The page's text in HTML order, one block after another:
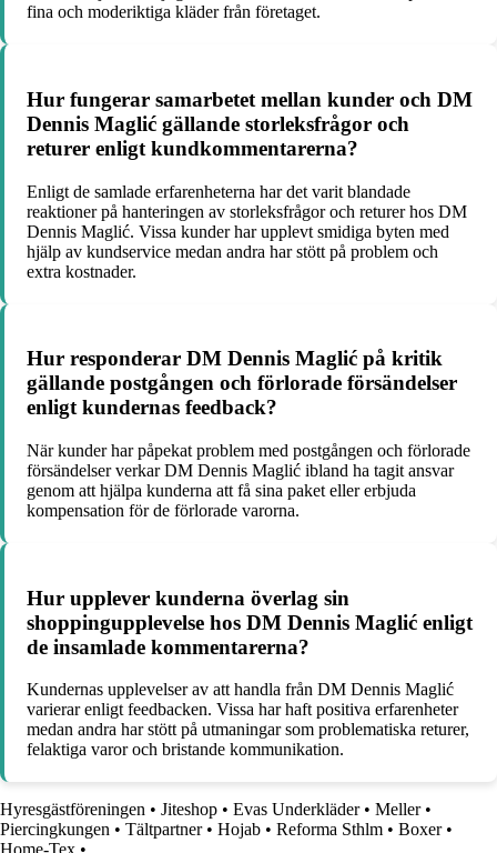
fina och moderiktiga kläder från företaget.
Hur fungerar samarbetet mellan kunder och DM
Dennis Maglić gällande storleksfrågor och
returer enligt kundkommentarerna?
Enligt de samlade erfarenheterna har det varit blandade
reaktioner på hanteringen av storleksfrågor och returer hos DM
Dennis Maglić. Vissa kunder har upplevt smidiga byten med
hjälp av kundservice medan andra har stött på problem och
extra kostnader.
Hur responderar DM Dennis Maglić på kritik
gällande postgången och förlorade försändelser
enligt kundernas feedback?
När kunder har påpekat problem med postgången och förlorade
försändelser verkar DM Dennis Maglić ibland ha tagit ansvar
genom att hjälpa kunderna att få sina paket eller erbjuda
kompensation för de förlorade varorna.
Hur upplever kunderna överlag sin
shoppingupplevelse hos DM Dennis Maglić enligt
de insamlade kommentarerna?
Kundernas upplevelser av att handla från DM Dennis Maglić
varierar enligt feedbacken. Vissa har haft positiva erfarenheter
medan andra har stött på utmaningar som problematiska returer,
felaktiga varor och bristande kommunikation.
Hyresgästföreningen • Jiteshop • Evas Underkläder• Meller•
Piercingkungen • Tältpartner• Hojab • Reforma Sthlm • Boxer•